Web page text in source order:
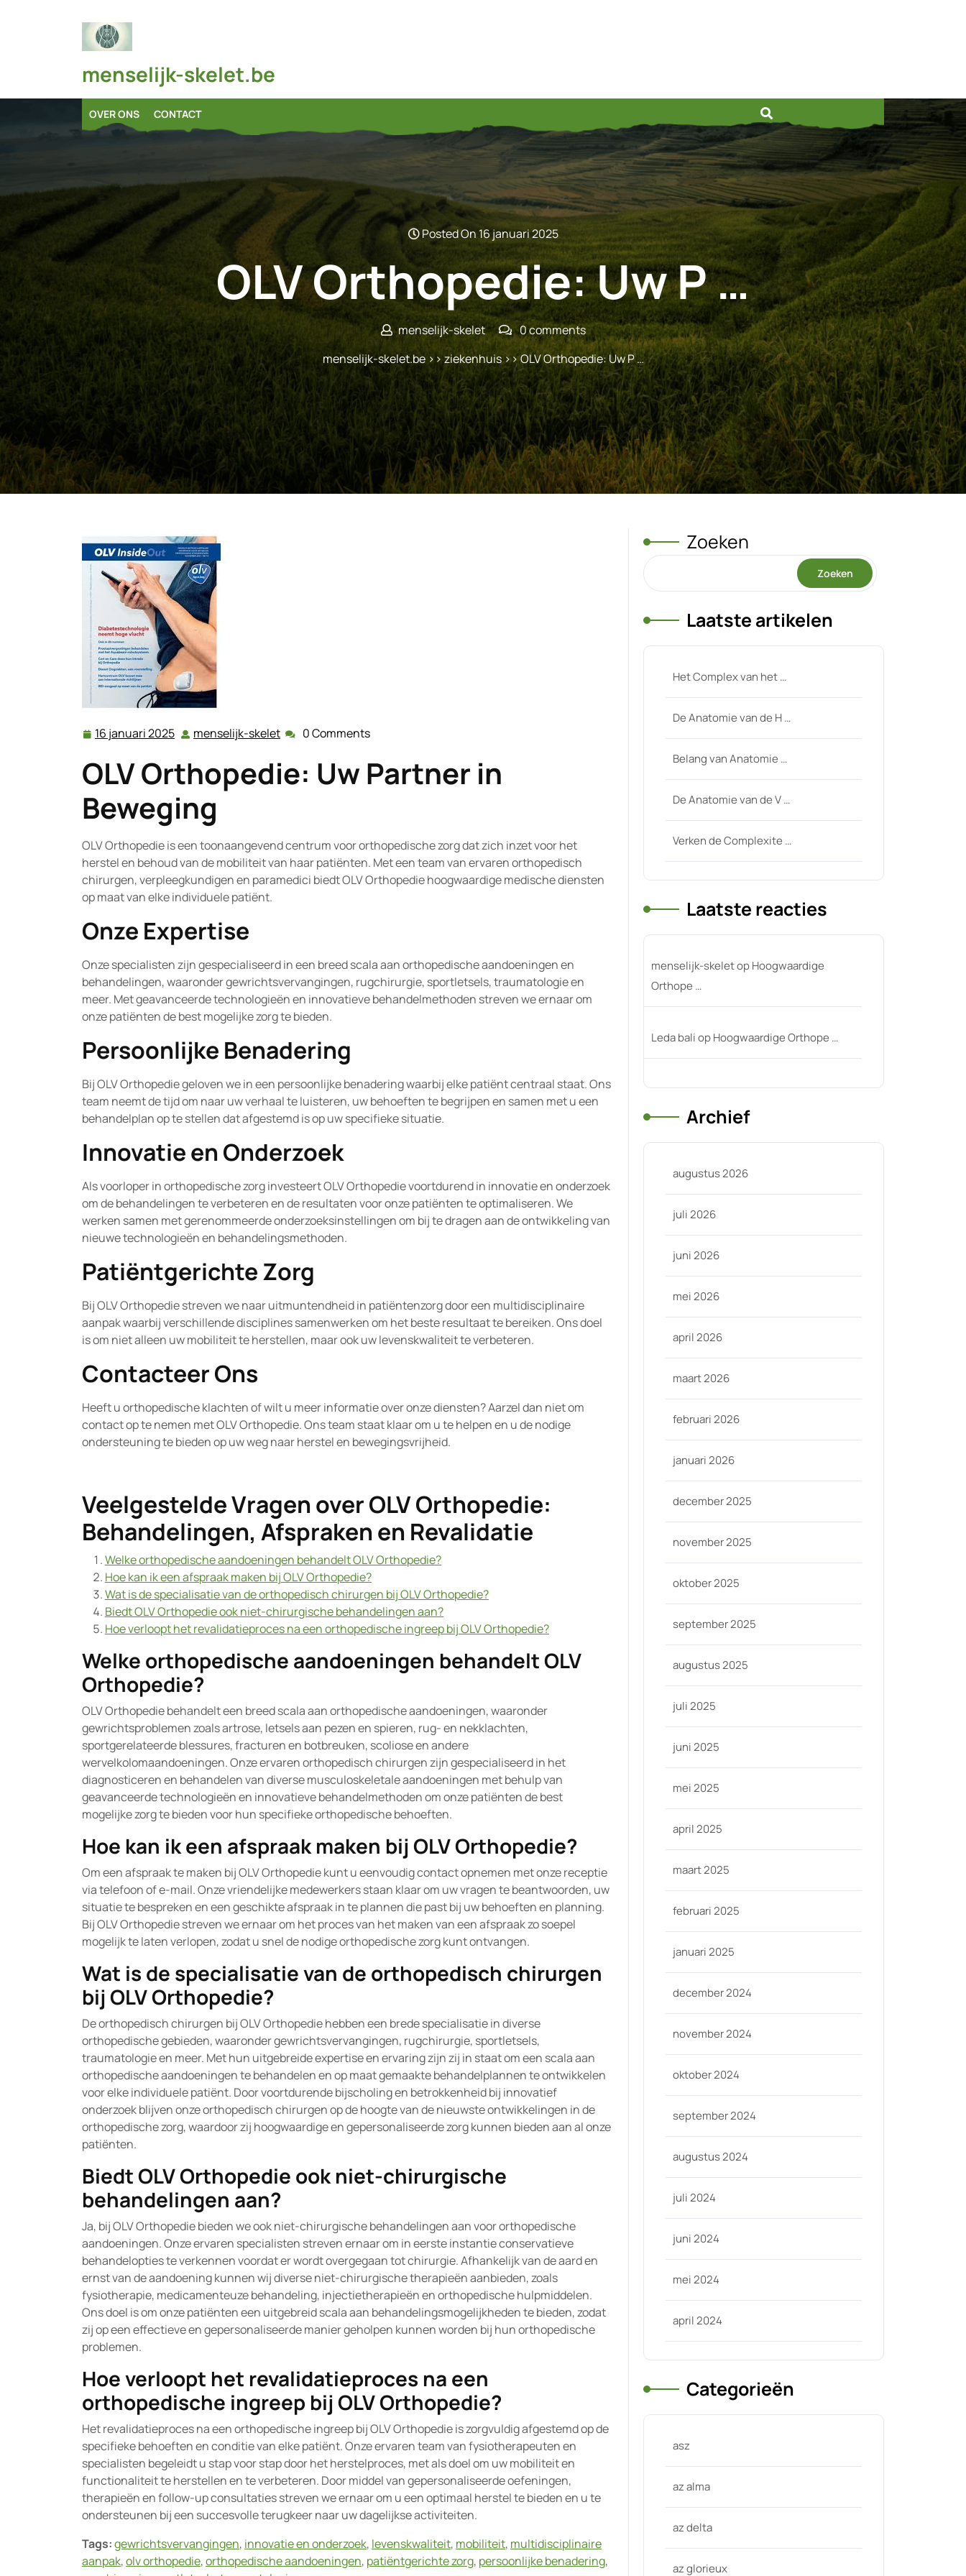
menselijk-skelet.be
OVER ONS CONTACT
Posted On 16 januari 2025
OLV Orthopedie: Uw P …
menselijk-skelet
0 comments
menselijk-skelet.be>>ziekenhuis>> OLV Orthopedie: Uw P …
16 januari 2025 16
2025
menselijk-skelet menselijk-
0 Comments
OLV Orthopedie: Uw Partner in
Beweging
OLV Orthopedie is een toonaangevend centrum voor orthopedische zorg dat zich inzet voor het
herstel en behoud van de mobiliteit van haar patiënten. Met een team van ervaren orthopedisch
chirurgen, verpleegkundigen en paramedici biedt OLV Orthopedie hoogwaardige medische diensten
op maat van elke individuele patiënt.
Onze Expertise
Onze specialisten zijn gespecialiseerd in een breed scala aan orthopedische aandoeningen en
behandelingen, waaronder gewrichtsvervangingen, rugchirurgie, sportletsels, traumatologie en
meer. Met geavanceerde technologieën en innovatieve behandelmethoden streven we ernaar om
onze patiënten de best mogelijke zorg te bieden.
Persoonlijke Benadering
Bij OLV Orthopedie geloven we in een persoonlijke benadering waarbij elke patiënt centraal staat. Ons
team neemt de tijd om naar uw verhaal te luisteren, uw behoeften te begrijpen en samen met u een
behandelplan op te stellen dat afgestemd is op uw specifieke situatie.
Innovatie en Onderzoek
Als voorloper in orthopedische zorg investeert OLV Orthopedie voortdurend in innovatie en onderzoek
om de behandelingen te verbeteren en de resultaten voor onze patiënten te optimaliseren. We
werken samen met gerenommeerde onderzoeksinstellingen om bij te dragen aan de ontwikkeling van
nieuwe technologieën en behandelingsmethoden.
Patiëntgerichte Zorg
Bij OLV Orthopedie streven we naar uitmuntendheid in patiëntenzorg door een multidisciplinaire
aanpak waarbij verschillende disciplines samenwerken om het beste resultaat te bereiken. Ons doel
is om niet alleen uw mobiliteit te herstellen, maar ook uw levenskwaliteit te verbeteren.
Contacteer Ons
Heeft u orthopedische klachten of wilt u meer informatie over onze diensten? Aarzel dan niet om
contact op te nemen met OLV Orthopedie. Ons team staat klaar om u te helpen en u de nodige
ondersteuning te bieden op uw weg naar herstel en bewegingsvrijheid.
Veelgestelde Vragen over OLV Orthopedie:
Behandelingen, Afspraken en Revalidatie
Welke orthopedische aandoeningen behandelt OLV Orthopedie?
Hoe kan ik een afspraak maken bij OLV Orthopedie?
Wat is de specialisatie van de orthopedisch chirurgen bij OLV Orthopedie?
Biedt OLV Orthopedie ook niet-chirurgische behandelingen aan?
Hoe verloopt het revalidatieproces na een orthopedische ingreep bij OLV Orthopedie?
Welke orthopedische aandoeningen behandelt OLV
Orthopedie?
OLV Orthopedie behandelt een breed scala aan orthopedische aandoeningen, waaronder
gewrichtsproblemen zoals artrose, letsels aan pezen en spieren, rug- en nekklachten,
sportgerelateerde blessures, fracturen en botbreuken, scoliose en andere
wervelkolomaandoeningen. Onze ervaren orthopedisch chirurgen zijn gespecialiseerd in het
diagnosticeren en behandelen van diverse musculoskeletale aandoeningen met behulp van
geavanceerde technologieën en innovatieve behandelmethoden om onze patiënten de best
mogelijke zorg te bieden voor hun specifieke orthopedische behoeften.
Hoe kan ik een afspraak maken bij OLV Orthopedie?
Om een afspraak te maken bij OLV Orthopedie kunt u eenvoudig contact opnemen met onze receptie
via telefoon of e-mail. Onze vriendelijke medewerkers staan klaar om uw vragen te beantwoorden, uw
situatie te bespreken en een geschikte afspraak in te plannen die past bij uw behoeften en planning.
Bij OLV Orthopedie streven we ernaar om het proces van het maken van een afspraak zo soepel
mogelijk te laten verlopen, zodat u snel de nodige orthopedische zorg kunt ontvangen.
Wat is de specialisatie van de orthopedisch chirurgen
bij OLV Orthopedie?
De orthopedisch chirurgen bij OLV Orthopedie hebben een brede specialisatie in diverse
orthopedische gebieden, waaronder gewrichtsvervangingen, rugchirurgie, sportletsels,
traumatologie en meer. Met hun uitgebreide expertise en ervaring zijn zij in staat om een scala aan
orthopedische aandoeningen te behandelen en op maat gemaakte behandelplannen te ontwikkelen
voor elke individuele patiënt. Door voortdurende bijscholing en betrokkenheid bij innovatief
onderzoek blijven onze orthopedisch chirurgen op de hoogte van de nieuwste ontwikkelingen in de
orthopedische zorg, waardoor zij hoogwaardige en gepersonaliseerde zorg kunnen bieden aan al onze
patiënten.
Biedt OLV Orthopedie ook niet-chirurgische
behandelingen aan?
Ja, bij OLV Orthopedie bieden we ook niet-chirurgische behandelingen aan voor orthopedische
aandoeningen. Onze ervaren specialisten streven ernaar om in eerste instantie conservatieve
behandelopties te verkennen voordat er wordt overgegaan tot chirurgie. Afhankelijk van de aard en
ernst van de aandoening kunnen wij diverse niet-chirurgische therapieën aanbieden, zoals
fysiotherapie, medicamenteuze behandeling, injectietherapieën en orthopedische hulpmiddelen.
Ons doel is om onze patiënten een uitgebreid scala aan behandelingsmogelijkheden te bieden, zodat
zij op een effectieve en gepersonaliseerde manier geholpen kunnen worden bij hun orthopedische
problemen.
Hoe verloopt het revalidatieproces na een
orthopedische ingreep bij OLV Orthopedie?
Het revalidatieproces na een orthopedische ingreep bij OLV Orthopedie is zorgvuldig afgestemd op de
specifieke behoeften en conditie van elke patiënt. Onze ervaren team van fysiotherapeuten en
specialisten begeleidt u stap voor stap door het herstelproces, met als doel om uw mobiliteit en
functionaliteit te herstellen en te verbeteren. Door middel van gepersonaliseerde oefeningen,
therapieën en follow-up consultaties streven we ernaar om u een optimaal herstel te bieden en u te
ondersteunen bij een succesvolle terugkeer naar uw dagelijkse activiteiten.
Tags:gewrichtsvervangingen, innovatie en onderzoek, levenskwaliteit, mobiliteit, multidisciplinaire
aanpak,olv orthopedie,orthopedische aandoeningen, patiëntgerichte zorg, persoonlijke benadering,
Zoeken
Zoeken
Laatste artikelen
Het Complex van het …
De Anatomie van de H …
Belang van Anatomie …
De Anatomie van de V …
Verken de Complexite …
Laatste reacties
menselijk-skeletopHoogwaardige
Orthope …
Leda baliopHoogwaardige Orthope …
Archief
augustus 2026
juli 2026
juni 2026
mei 2026
april 2026
maart 2026
februari 2026
januari 2026
december 2025
november 2025
oktober 2025
september 2025
augustus 2025
juli 2025
juni 2025
mei 2025
april 2025
maart 2025
februari 2025
januari 2025
december 2024
november 2024
oktober 2024
september 2024
augustus 2024
juli 2024
juni 2024
mei 2024
april 2024
Categorieën
asz
az alma
az delta
az glorieux